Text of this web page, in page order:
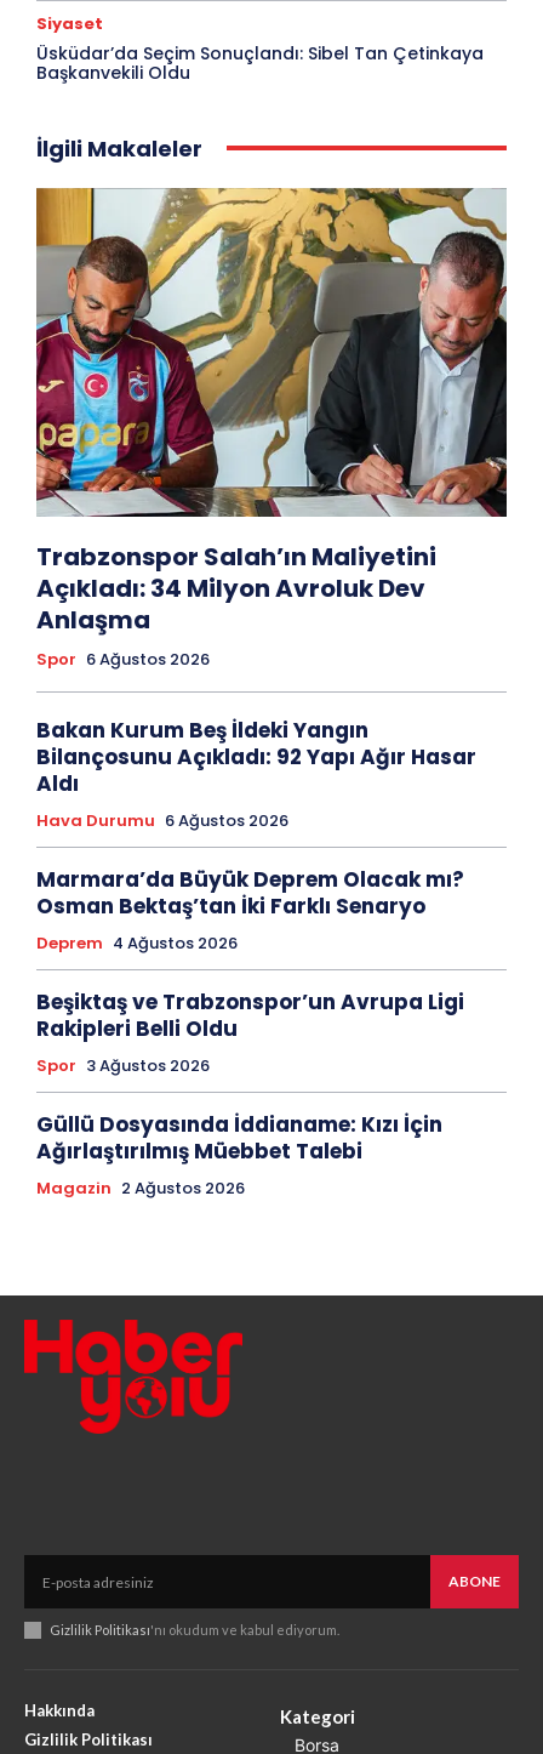
Siyaset
Üsküdar’da Seçim Sonuçlandı: Sibel Tan Çetinkaya
Başkanvekili Oldu
İlgili Makaleler
Trabzonspor Salah’ın Maliyetini
Açıkladı: 34 Milyon Avroluk Dev
Anlaşma
Spor 6 Ağustos 2026
Bakan Kurum Beş İldeki Yangın
Bilançosunu Açıkladı: 92 Yapı Ağır Hasar
Aldı
Hava Durumu 6 Ağustos 2026
Marmara’da Büyük Deprem Olacak mı?
Osman Bektaş’tan İki Farklı Senaryo
Deprem 4 Ağustos 2026
Beşiktaş ve Trabzonspor’un Avrupa Ligi
Rakipleri Belli Oldu
Spor 3 Ağustos 2026
Güllü Dosyasında İddianame: Kızı İçin
Ağırlaştırılmış Müebbet Talebi
Magazin 2 Ağustos 2026
ABONE
Gizlilik Politikası'nı okudum ve kabul ediyorum.
Hakkında
Gizlilik Politikası
Kategori
Borsa